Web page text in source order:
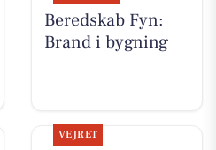
Beredskab Fyn:
Brand i bygning
VEJRET